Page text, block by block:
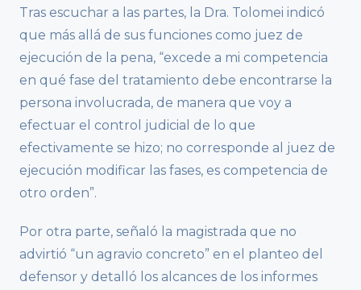
Tras escuchar a las partes, la Dra. Tolomei indicó
que más allá de sus funciones como juez de
ejecución de la pena, “excede a mi competencia
en qué fase del tratamiento debe encontrarse la
persona involucrada, de manera que voy a
efectuar el control judicial de lo que
efectivamente se hizo; no corresponde al juez de
ejecución modificar las fases, es competencia de
otro orden”.
Por otra parte, señaló la magistrada que no
advirtió “un agravio concreto” en el planteo del
defensor y detalló los alcances de los informes